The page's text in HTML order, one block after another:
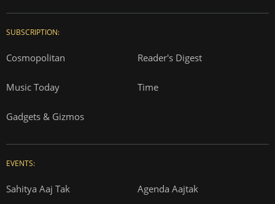
SUBSCRIPTION:
Cosmopolitan Reader's Digest
Music Today Time
Gadgets & Gizmos
EVENTS:
Sahitya Aaj Tak Agenda Aajtak